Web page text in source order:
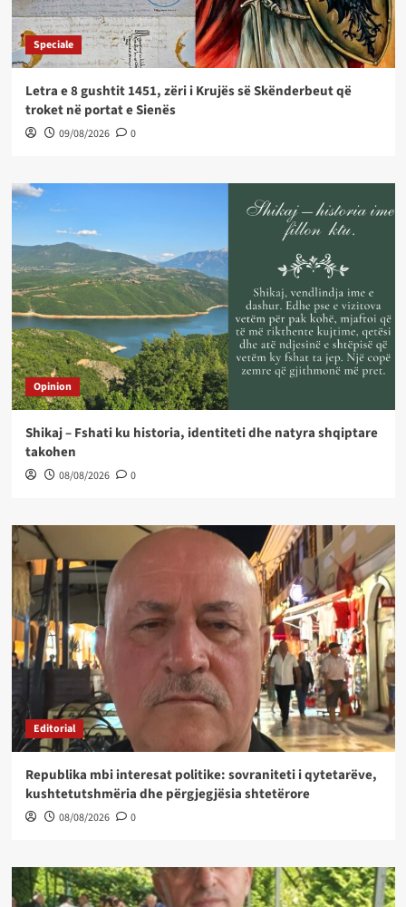
Speciale
Letra e 8 gushtit 1451, zëri i Krujës së Skënderbeut që
troket në portat e Sienës
09/08/2026 0
Opinion
Shikaj – Fshati ku historia, identiteti dhe natyra shqiptare
takohen
08/08/2026 0
Editorial
Republika mbi interesat politike: sovraniteti i qytetarëve,
kushtetutshmëria dhe përgjegjësia shtetërore
08/08/2026 0